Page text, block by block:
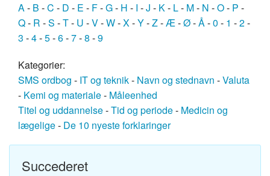
A- B -C - D - E - F-G- H - I -J - K- L- M- N -O- P -
Q- R -S -T- U -V-W-X-Y-Z-Æ-Ø-Å-0 - 1 -2-
3 -4-5-6-7-8 -9
Kategorier:
SMS ordbog - IT og teknik- Navn og stednavn -Valuta
- Kemi og materiale- Måleenhed
Titel og uddannelse-Tid og periode- Medicin og
lægelige- De 10 nyeste forklaringer
Succederet